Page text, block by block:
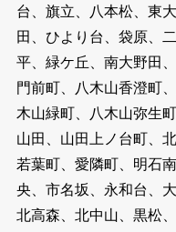
台、旗立、八本松、東
田、ひより台、袋原、
平、緑ケ丘、南大野田
門前町、八木山香澄町
木山緑町、八木山弥生
山田、山田上ノ台町、
若葉町、愛隣町、明石
央、市名坂、永和台、
北高森、北中山、黒松